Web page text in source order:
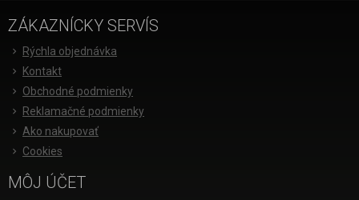
ZÁKAZNÍCKY SERVÍS
Rýchla objednávka
Kontakt
Obchodné podmienky
Reklamačné podmienky
Ako nakupovať
Cookies
MÔJ ÚČET